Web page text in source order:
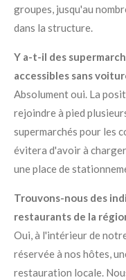
groupes, jusqu'au
dans la structure.
Y a-t-il des
accessibles sans
Absolument oui. La
rejoindre à pied
supermarchés pour les
évitera d'avoir à
une place de
Trouvons-nous des
restaurants de la
Oui, à l'intérieur de
réservée à nos hôtes,
restauration locale.